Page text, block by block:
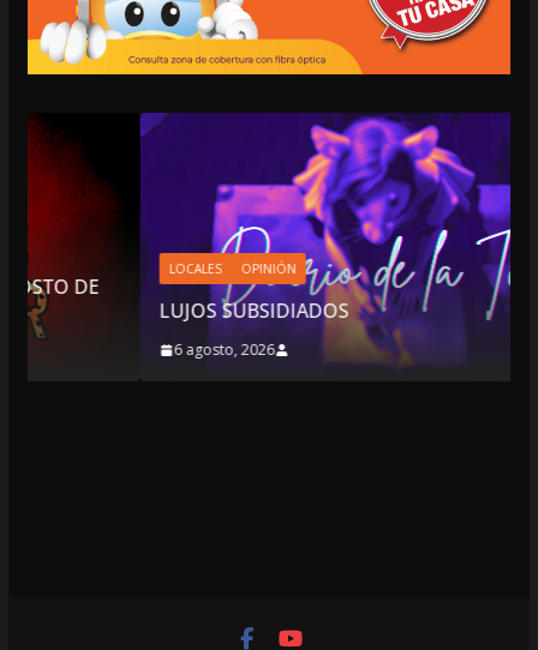
OPINIÓN
LUJOS SUBSIDIADOS
6 agosto, 2026